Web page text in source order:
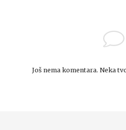
Još nema komentara. Neka